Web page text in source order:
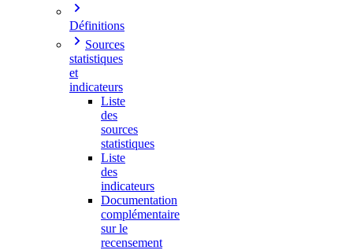
Définitions
Sources
statistiques
et
indicateurs
Liste
des
sources
statistiques
Liste
des
indicateurs
Documentation
complémentaire
sur le
recensement